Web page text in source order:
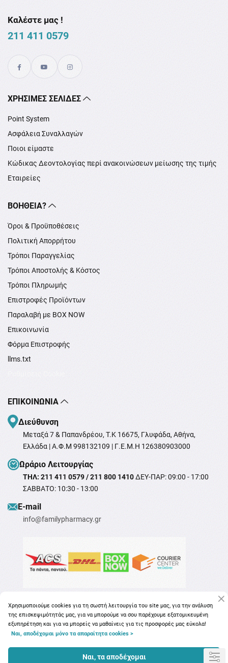
Καλέστε μας !
211 411 0579
XΡΉΣΙΜΕΣ ΣΕΛΊΔΕΣ
Point System
Ασφάλεια Συναλλαγών
Ποιοι είμαστε
Κώδικας Δεοντολογίας περί ανακοινώσεων μείωσης της τιμής
Εταιρείες
ΒΟΉΘΕΙΑ?
Όροι & Προϋποθέσεις
Πολιτική Απορρήτου
Τρόποι Παραγγελίας
Τρόποι Αποστολής & Κόστος
Τρόποι Πληρωμής
Επιστροφές Προϊόντων
Παραλαβή με BOX NOW
Επικοινωνία
Φόρμα Επιστροφής
llms.txt
ΕΠΙΚΟΙΝΩΝΊΑ
Διεύθυνση
Μεταξά 7 & Παπανδρέου, T.K 16675, Γλυφάδα, Αθήνα,
Ελλάδα | Α.Φ.Μ 998132109 | Γ.Ε.Μ.Η 126380903000
Ωράριο Λειτουργίας
ΤΗΛ: 211 411 0579 / 211 800 1410ΔΕΥ-ΠΑΡ: 09:00 - 17:00
ΣΑΒΒΑΤΟ: 10:30 - 13:00
Ε-mail
info@familypharmacy.gr
Χρησιμοποιούμε cookies για τη σωστή λειτουργία του site μας, για την ανάλυση
της επισκεψιμότητάς μας, για να μπορούμε να σου παρέχουμε εξατομικευμένη
εξυπηρέτηση και για να μπορείς να μαθαίνεις για τις προσφορές μας εύκολα!
Ναι, αποδέχομαι μόνο τα απαραίτητα cookies >
Ναι, τα αποδέχομαι